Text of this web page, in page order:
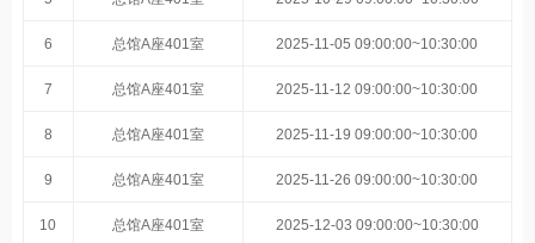
6 总馆A座401室 2025-11-05 09:00:00~10:30:00
7 总馆A座401室 2025-11-12 09:00:00~10:30:00
8 总馆A座401室 2025-11-19 09:00:00~10:30:00
9 总馆A座401室 2025-11-26 09:00:00~10:30:00
10 总馆A座401室 2025-12-03 09:00:00~10:30:00